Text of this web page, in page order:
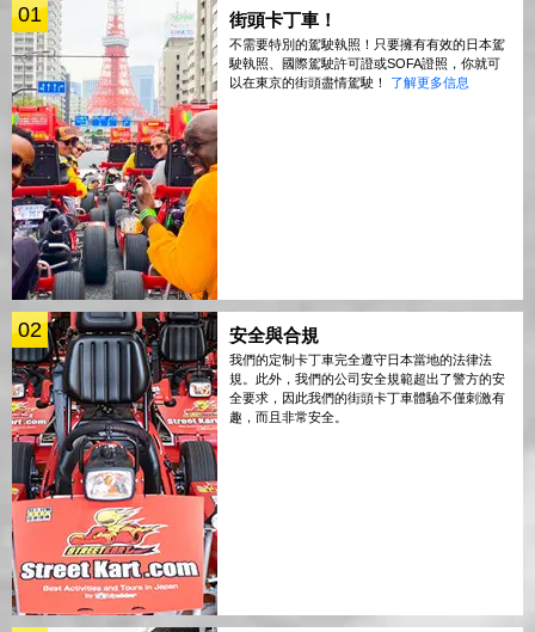
01 街頭卡丁車！
不需要特別的駕駛執照！只要擁有有效的日本駕
駛執照、國際駕駛許可證或SOFA證照，你就可
以在東京的街頭盡情駕駛！ 了解更多信息
02 安全與合規
我們的定制卡丁車完全遵守日本當地的法律法
規。此外，我們的公司安全規範超出了警方的安
全要求，因此我們的街頭卡丁車體驗不僅刺激有
趣，而且非常安全。